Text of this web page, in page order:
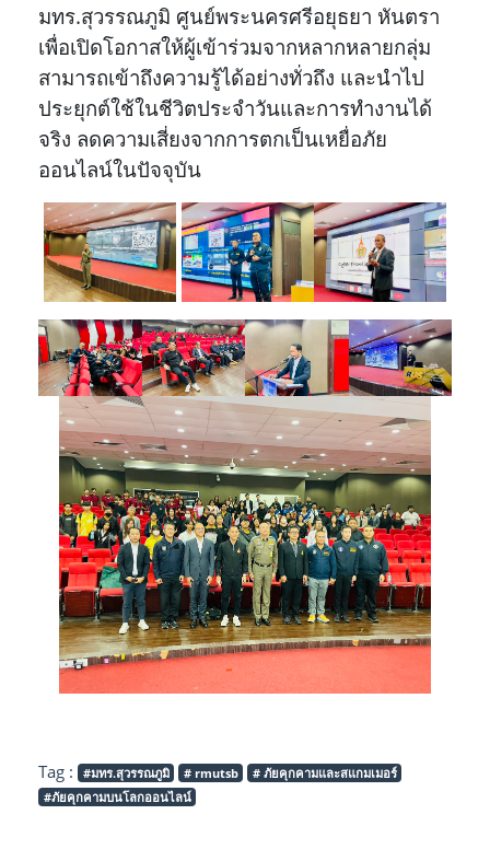
มทร.สุวรรณภูมิ ศูนย์พระนครศรีอยุธยา หันตรา
เพื่อเปิดโอกาสให้ผู้เข้าร่วมจากหลากหลายกลุ่ม
สามารถเข้าถึงความรู้ได้อย่างทั่วถึง และนำไป
ประยุกต์ใช้ในชีวิตประจำวันและการทำงานได้
จริง ลดความเสี่ยงจากการตกเป็นเหยื่อภัย
ออนไลน์ในปัจจุบัน
Tag : #มทร.สุวรรณภูมิ # rmutsb
# ภัยคุกคามและสแกมเมอร์
#ภัยคุกคามบนโลกออนไลน์